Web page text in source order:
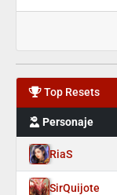
Top Resets
Personaje
RiaS
SirQuijote